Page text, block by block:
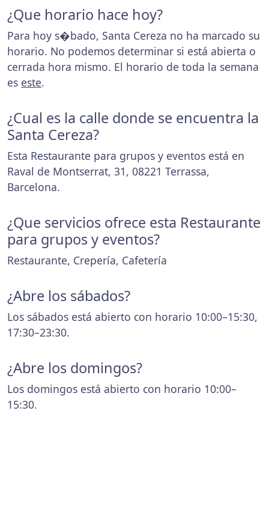
¿Que horario hace hoy?
Para hoy s�bado, Santa Cereza no ha marcado su
horario. No podemos determinar si está abierta o
cerrada hora mismo. El horario de toda la semana
es este.
¿Cual es la calle donde se encuentra la
Santa Cereza?
Esta Restaurante para grupos y eventos está en
Raval de Montserrat, 31, 08221 Terrassa,
Barcelona.
¿Que servicios ofrece esta Restaurante
para grupos y eventos?
Restaurante, Crepería, Cafetería
¿Abre los sábados?
Los sábados está abierto con horario 10:00–15:30,
17:30–23:30.
¿Abre los domingos?
Los domingos está abierto con horario 10:00–
15:30.